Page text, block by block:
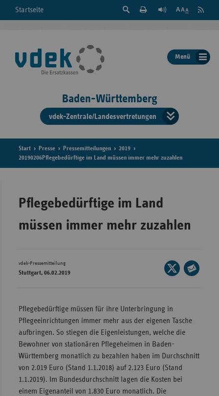
Startseite
Suche
der
Seite
Feed
Menü
Baden-Württemberg
vdek-Zentrale/Landesvertretungen
der
Start Presse Pressemitteilungen
2019
20190206Pflegebedürftige im Land müssen immer mehr zuzahlen
Pflegebedürftige im Land
müssen immer mehr zuzahlen
vdek-Pressemitteilung
Stuttgart, 06.02.2019
Seite
auf
Pflegebedürftige müssen für ihre Unterbringung in
Pflegeeinrichtungen immer mehr aus der eigenen Tasche
aufbringen. So stiegen die Eigenleistungen, welche die
Bewohner von stationären Pflegeheimen in Baden-
Württemberg monatlich zu bezahlen haben im Durchschnitt
von 2.019 Euro (Stand 1.1.2018) auf 2.123 Euro (Stand
1.1.2019). Im Bundesdurchschnitt lagen die Kosten bei
einem Eigenanteil von 1.830 Euro monatlich. Die